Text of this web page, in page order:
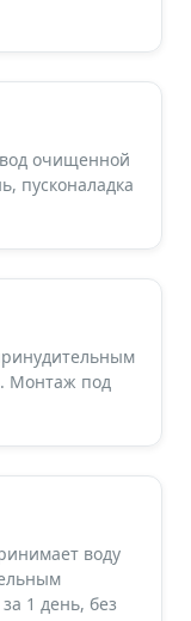
очищенной
пусконаладка
Монтаж под
воду
1 день, без